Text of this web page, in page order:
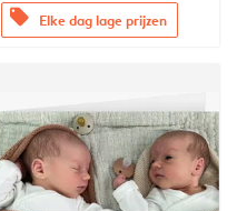
offers Elke dag lage prijzen